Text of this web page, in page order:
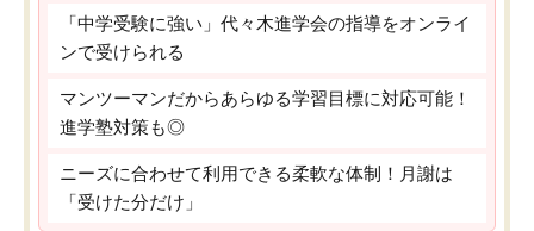
「中学受験に強い」代々木進学会の指導をオンライ
ンで受けられる
マンツーマンだからあらゆる学習目標に対応可能！
進学塾対策も◎
ニーズに合わせて利用できる柔軟な体制！月謝は
「受けた分だけ」